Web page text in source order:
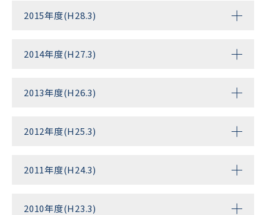
2015年度(H28.3)
2014年度(H27.3)
2013年度(H26.3)
2012年度(H25.3)
2011年度(H24.3)
2010年度(H23.3)